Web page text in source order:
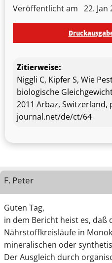
Veröffentlicht am 22. Jan
Zitierweise:
Niggli C, Kipfer S, Wie
biologische
2011 Arbaz, Switzerland,
journal.net/de/ct/64
F. Peter
Guten Tag,
in dem Bericht heist es, daß
Nährstoffkreisläufe in
mineralischen oder
Der Ausgleich durch